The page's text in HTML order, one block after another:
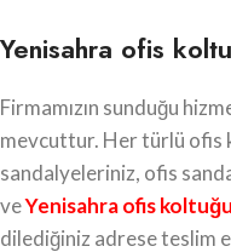
Yenisahra ofis
Firmamızın sunduğu
mevcuttur. Her türlü ofis
sandalyeleriniz, ofis
veYenisahra ofis
dilediğiniz adrese teslim